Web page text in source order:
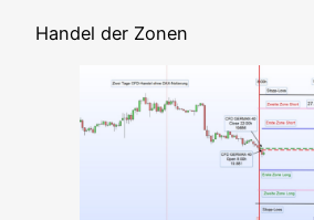
Han­del der Zonen